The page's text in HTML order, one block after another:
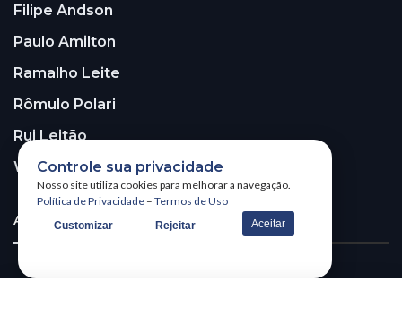
Filipe Andson
Paulo Amilton
Ramalho Leite
Rômulo Polari
Rui Leitão
Walter Santos
ASSINE A NOSSA NEWSLETTER!
Controle sua privacidade
Nosso site utiliza cookies para melhorar a navegação.
Política de Privacidade – Termos de Uso
Customizar Rejeitar Aceitar